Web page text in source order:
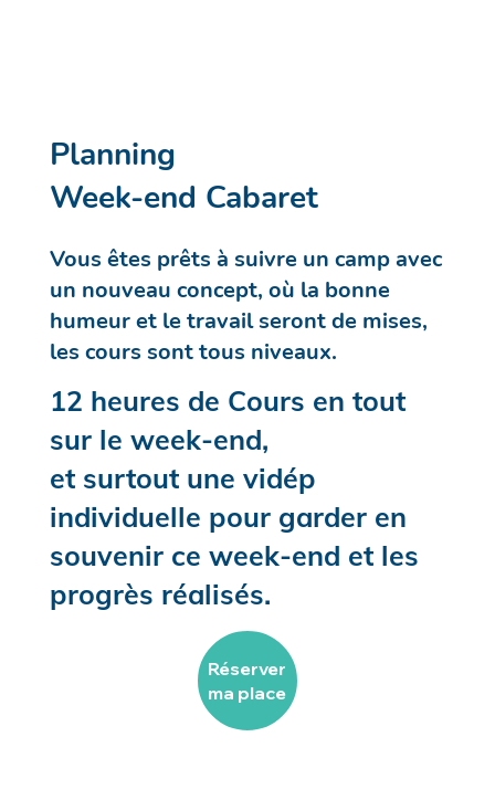
Réserver
ma place
Planning
Week-end Cabaret
Vous êtes prêts à suivre un camp avec
un nouveau concept, où la bonne
humeur et le travail seront de mises,
les cours sont tous niveaux.
12 heures de Cours en tout
sur le week-end,
et surtout une vidép
individuelle pour garder en
souvenir ce week-end et les
progrès réalisés.